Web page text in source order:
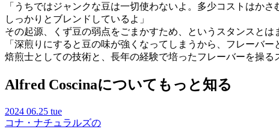
「うちではジャンクな豆は一切使わないよ。多少コストはか
しっかりとブレンドしているよ」
その起源、くず豆の弱点をごまかすため、というスタンスと
「深煎りにすると豆の味が強くなってしまうから、フレーバー
焙煎士としての技術と、長年の経験で培ったフレーバーを操
Alfred Coscinaについてもっと知る
2024 06.25 tue
コナ・ナチュラルズの